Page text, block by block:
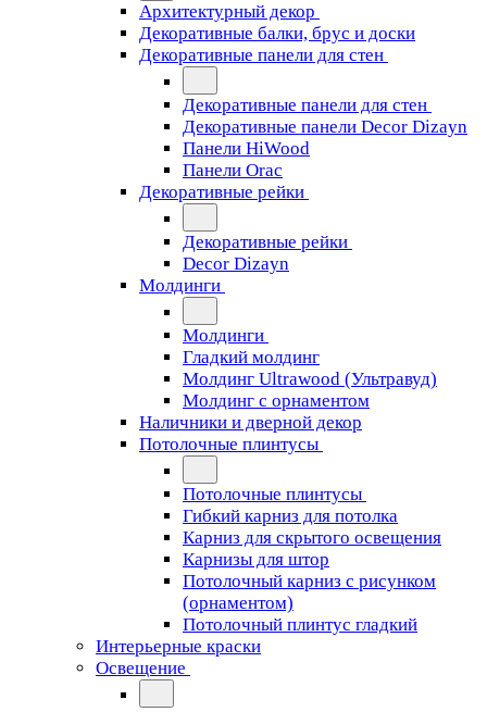
Архитектурный декор
Декоративные балки, брус и доски
Декоративные панели для стен
Декоративные панели для стен
Декоративные панели Decor Dizayn
Панели HiWood
Панели Orac
Декоративные рейки
Декоративные рейки
Decor Dizayn
Молдинги
Молдинги
Гладкий молдинг
Молдинг Ultrawood (Ультравуд)
Молдинг с орнаментом
Наличники и дверной декор
Потолочные плинтусы
Потолочные плинтусы
Гибкий карниз для потолка
Карниз для скрытого освещения
Карнизы для штор
Потолочный карниз с рисунком
(орнаментом)
Потолочный плинтус гладкий
Интерьерные краски
Освещение